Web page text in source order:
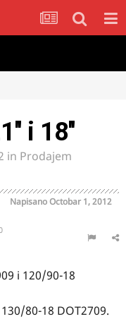
i 18''
in Prodajem
NapisanoOctobar 1, 2012
i 120/90-18
80-18 DOT2709.